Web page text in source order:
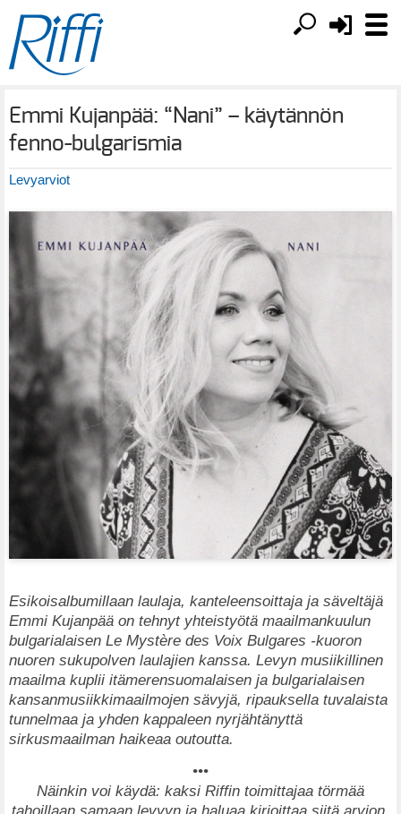
Emmi Kujanpää: “Nani” – käytännön
fenno-bulgarismia
Levyarviot
Esikoisalbumillaan laulaja, kanteleensoittaja ja säveltäjä
Emmi Kujanpää on tehnyt yhteistyötä maailmankuulun
bulgarialaisen Le Mystère des Voix Bulgares -kuoron
nuoren sukupolven laulajien kanssa. Levyn musiikillinen
maailma kuplii itämerensuomalaisen ja bulgarialaisen
kansanmusiikkimaailmojen sävyjä, ripauksella tuvalaista
tunnelmaa ja yhden kappaleen nyrjähtänyttä
sirkusmaailman haikeaa outoutta.
•••
Näinkin voi käydä: kaksi Riffin toimittajaa törmää